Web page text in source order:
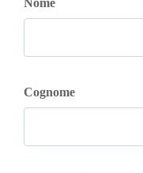
Nome
Cognome